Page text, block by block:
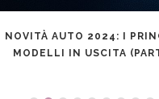
NOVITÀ AUTO 2024: I
MODELLI IN USCITA